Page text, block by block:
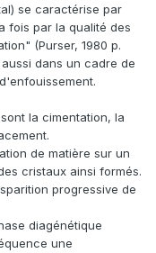
se caractérise par
fois par la qualité des
(Purser, 1980 p.
dans un cadre de
la cimentation, la
de matière sur un
cristaux ainsi formés.
progressive de
diagénétique
une